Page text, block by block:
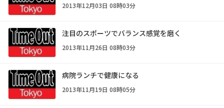
2013年12月03日 08時03分
注目のスポーツでバランス感覚を磨く
2013年11月26日 08時03分
病院ランチで健康になる
2013年11月19日 08時05分